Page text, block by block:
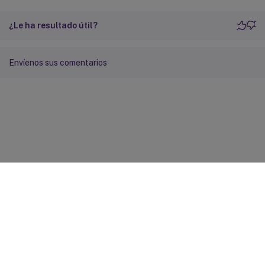
¿Le ha resultado útil?
Envíenos sus comentarios